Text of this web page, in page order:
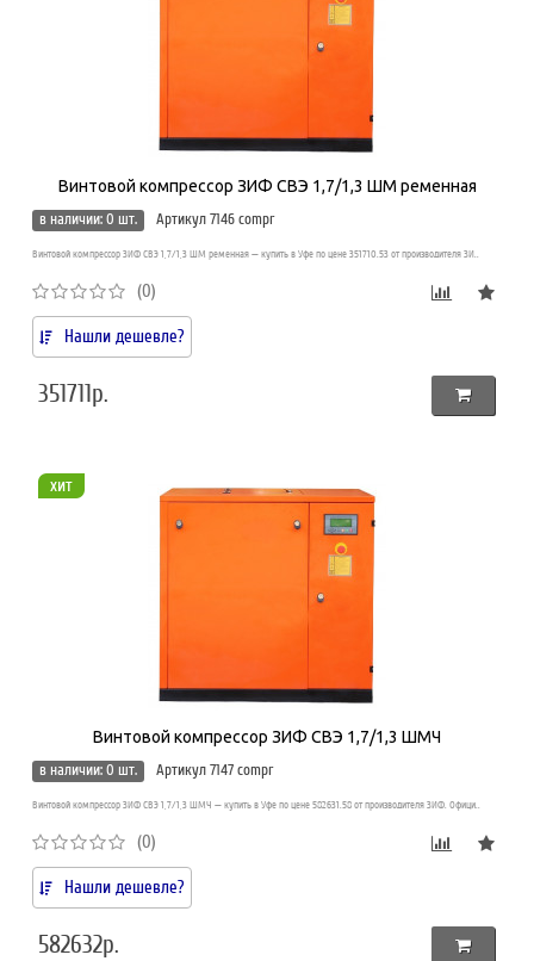
Винтовой компрессор ЗИФ СВЭ 1,7/1,3 ШМ ременная
в наличии: 0 шт.
Артикул 7146 compr
Винтовой компрессор ЗИФ СВЭ 1,7/1,3 ШМ ременная — купить в Уфе по цене 351710.53 от производителя ЗИ..
(0)
Нашли дешевле?
351711р.
хит
Винтовой компрессор ЗИФ СВЭ 1,7/1,3 ШМЧ
в наличии: 0 шт.
Артикул 7147 compr
Винтовой компрессор ЗИФ СВЭ 1,7/1,3 ШМЧ — купить в Уфе по цене 582631.58 от производителя ЗИФ. Офици..
(0)
Нашли дешевле?
582632р.